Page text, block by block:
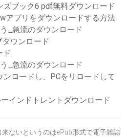
ブック6 pdf無料ダウンロード
アプリをダウンロードする方法
_急流のダウンロード
ウンロード
ド
_急流のダウンロード
ロードし、PCをリロードして
インドトレントダウンロード
ないというのはePub形式で電子雑誌